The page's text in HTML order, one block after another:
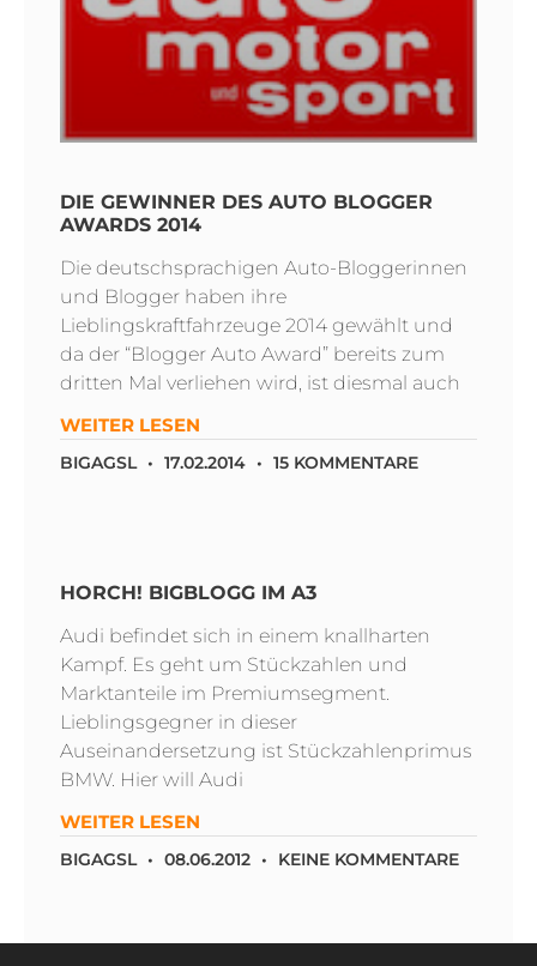
DIE GEWINNER DES AUTO BLOGGER
AWARDS 2014
Die deutschsprachigen Auto-Bloggerinnen
und Blogger haben ihre
Lieblingskraftfahrzeuge 2014 gewählt und
da der “Blogger Auto Award” bereits zum
dritten Mal verliehen wird, ist diesmal auch
WEITER LESEN
BIGAGSL 17.02.2014 15 KOMMENTARE
HORCH! BIGBLOGG IM A3
Audi befindet sich in einem knallharten
Kampf. Es geht um Stückzahlen und
Marktanteile im Premiumsegment.
Lieblingsgegner in dieser
Auseinandersetzung ist Stückzahlenprimus
BMW. Hier will Audi
WEITER LESEN
BIGAGSL 08.06.2012 KEINE KOMMENTARE